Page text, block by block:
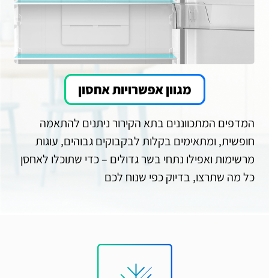
מגוון אפשרויות אחסון
המדפים המתכווננים בתא הקירור ניתנים להתאמה
חופשית, ומתאימים בקלות לבקבוקים גבוהים, עוגות
מרשימות ואפילו נתחי בשר גדולים – כדי שתוכלו לאחסן
כל מה שתרצו, בדיוק כפי שנוח לכם